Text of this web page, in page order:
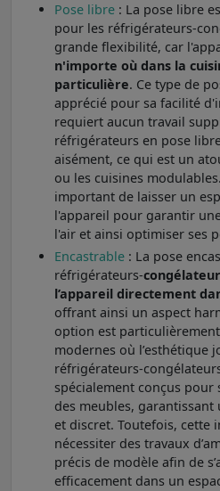
Pose libre : La pose libre
pour les réfrigérateurs-
grande flexibilité, car
n'importe où dans la
particulière. Ce type de
apprécié pour sa facilité
requiert aucun travail
réfrigérateurs en pose
aisément, ce qui est un
ou les cuisines
important de laisser un
l'appareil pour garantir
l'air et ainsi optimiser ses
Encastrable : La pose
réfrigérateurs-
l’appareil directement
offrant ainsi un aspect
option est
modernes où l’esthétique
réfrigérateurs-
spécialement conçus pour
des meubles,
et discret. Toutefois, cette
nécessiter des travaux
précis de modèle afin de
efficacement dans un